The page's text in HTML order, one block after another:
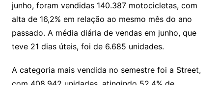
junho, foram vendidas 140.387 motocicletas, com
alta de 16,2% em relação ao mesmo mês do ano
passado. A média diária de vendas em junho, que
teve 21 dias úteis, foi de 6.685 unidades.
A categoria mais vendida no semestre foi a Street,